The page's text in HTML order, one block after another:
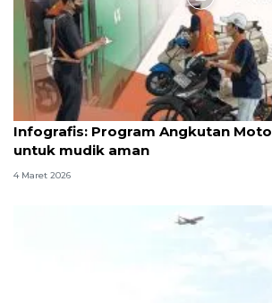
Infografik
Infografis: Program Angkutan
untuk mudik aman
4 Maret 2026